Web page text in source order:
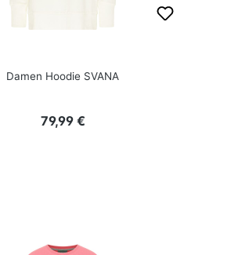
Damen Hoodie SVANA
Regulärer Preis:
79,99 €